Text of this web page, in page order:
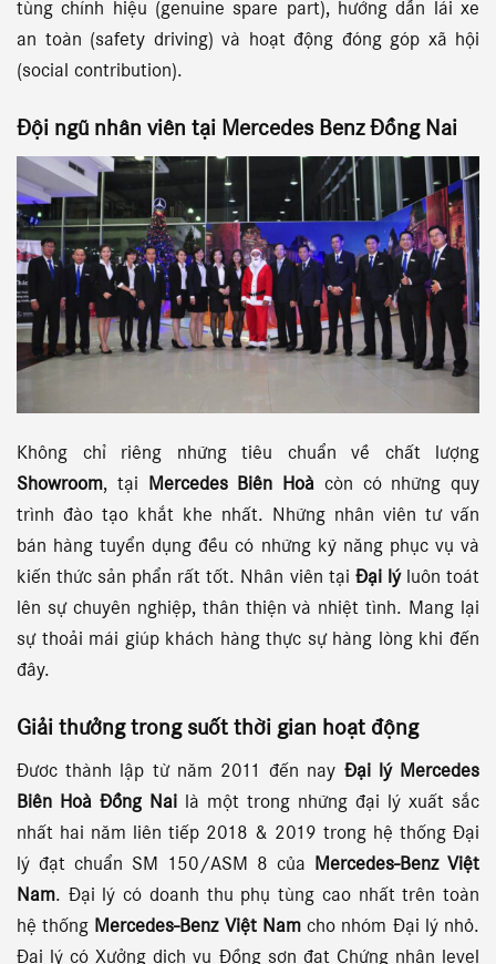
tùng chính hiệu (genuine spare part), hướng dẫn lái xe
an toàn (safety driving) và hoạt động đóng góp xã hội
(social contribution).
Đội ngũ nhân viên tại Mercedes Benz Đồng Nai
Không chỉ riêng những tiêu chuẩn về chất lượng
Showroom, tại Mercedes Biên Hoà còn có những quy
trình đào tạo khắt khe nhất. Những nhân viên tư vấn
bán hàng tuyển dụng đều có những kỹ năng phục vụ và
kiến thức sản phẩn rất tốt. Nhân viên tại Đại lýluôn toát
lên sự chuyên nghiệp, thân thiện và nhiệt tình. Mang lại
sự thoải mái giúp khách hàng thực sự hàng lòng khi đến
đây.
Giải thưởng trong suốt thời gian hoạt động
Đươc thành lập từ năm 2011 đến nay Đại lý Mercedes
Biên Hoà Đồng Nai
là một trong những đại lý xuất sắc
nhất hai năm liên tiếp 2018 & 2019 trong hệ thống Đại
lý đạt chuẩn SM 150/ASM 8 của
Mercedes-Benz Việt
Nam. Đại lý có doanh thu phụ tùng cao nhất trên toàn
hệ thống Mercedes-Benz Việt Namcho nhóm Đại lý nhỏ.
Đại lý có Xưởng dịch vụ Đồng sơn đạt Chứng nhận level